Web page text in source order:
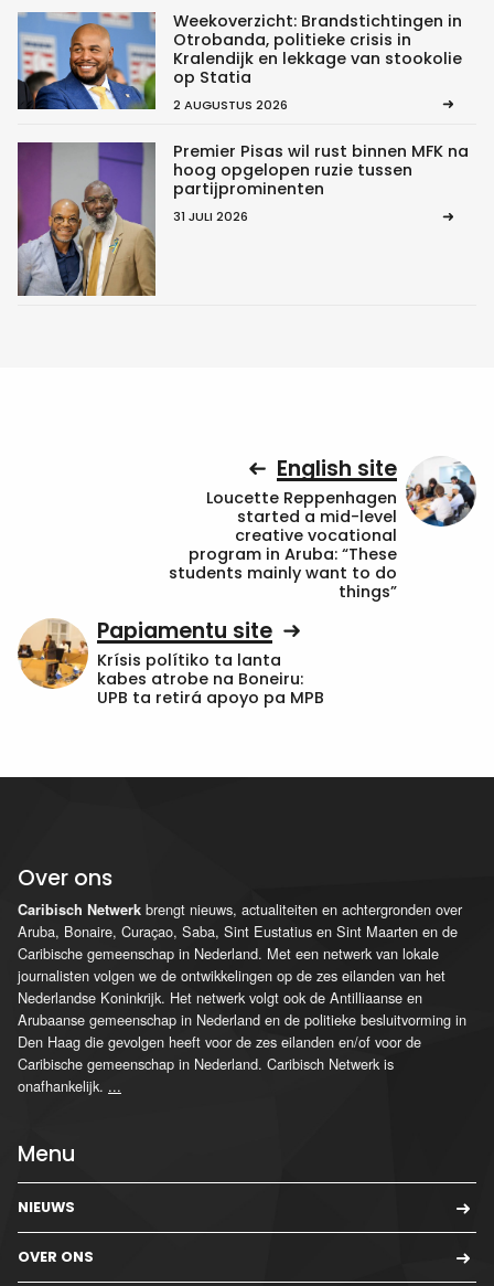
Weekoverzicht: Brandstichtingen in
Otrobanda, politieke crisis in
Kralendijk en lekkage van stookolie
op Statia
2 AUGUSTUS 2026
Premier Pisas wil rust binnen MFK na
hoog opgelopen ruzie tussen
partijprominenten
31 JULI 2026
English site
Loucette Reppenhagen
started a mid-level
creative vocational
program in Aruba: “These
students mainly want to do
things”
Papiamentu site
Krísis polítiko ta lanta
kabes atrobe na Boneiru:
UPB ta retirá apoyo pa MPB
Over ons
Caribisch Netwerk brengt nieuws, actualiteiten en achtergronden over
Aruba, Bonaire, Curaçao, Saba, Sint Eustatius en Sint Maarten en de
Caribische gemeenschap in Nederland. Met een netwerk van lokale
journalisten volgen we de ontwikkelingen op de zes eilanden van het
Nederlandse Koninkrijk. Het netwerk volgt ook de Antilliaanse en
Arubaanse gemeenschap in Nederland en de politieke besluitvorming in
Den Haag die gevolgen heeft voor de zes eilanden en/of voor de
Caribische gemeenschap in Nederland. Caribisch Netwerk is
onafhankelijk. ...
Menu
NIEUWS
OVER ONS